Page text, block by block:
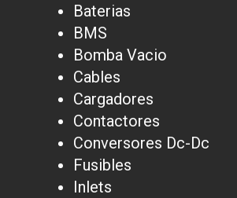
Baterias
BMS
Bomba Vacio
Cables
Cargadores
Contactores
Conversores Dc-Dc
Fusibles
Inlets